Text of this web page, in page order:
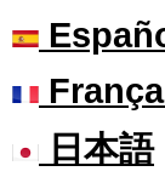
日本語